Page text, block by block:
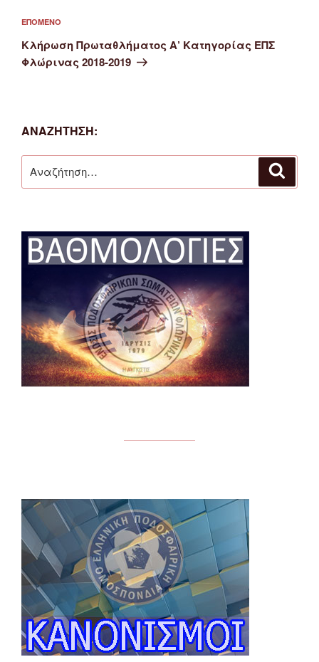
Επόμενο
άρθρο
ΕΠΌΜΕΝΟ
Κλήρωση Πρωταθλήματος Α’ Κατηγορίας ΕΠΣ
Φλώρινας 2018-2019
ΑΝΑΖΉΤΗΣΗ:
για: